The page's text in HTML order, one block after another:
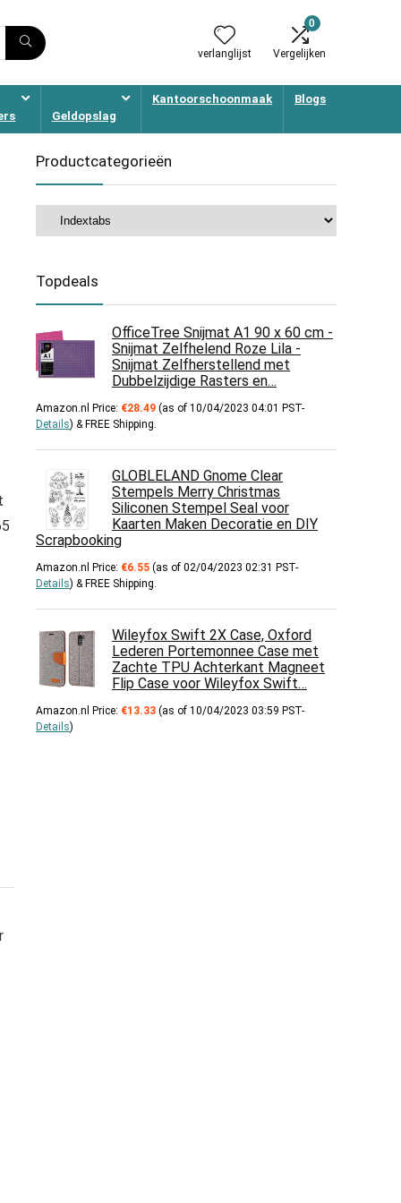
verlanglijst
0
Vergelijken
Geldopslag
Kantoorschoonmaak Blogs
Productcategorieën
Topdeals
OfficeTree Snijmat A1 90 x 60 cm -
Snijmat Zelfhelend Roze Lila -
Snijmat Zelfherstellend met
Dubbelzijdige Rasters en…
Amazon.nl Price: €28.49 (as of 10/04/2023 04:01 PST-
Details) & FREE Shipping.
GLOBLELAND Gnome Clear
Stempels Merry Christmas
Siliconen Stempel Seal voor
Kaarten Maken Decoratie en DIY
Scrapbooking
Amazon.nl Price: €6.55 (as of 02/04/2023 02:31 PST-
Details) & FREE Shipping.
Wileyfox Swift 2X Case, Oxford
Lederen Portemonnee Case met
Zachte TPU Achterkant Magneet
Flip Case voor Wileyfox Swift…
Amazon.nl Price: €13.33 (as of 10/04/2023 03:59 PST-
Details)